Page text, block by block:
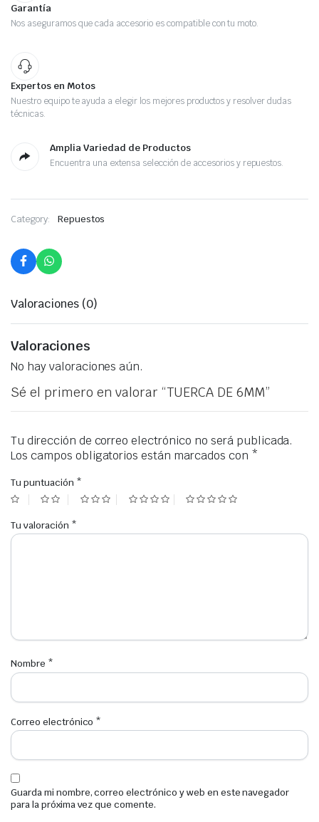
Garantía
Nos aseguramos que cada accesorio es compatible con tu moto.
Expertos en Motos
Nuestro equipo te ayuda a elegir los mejores productos y resolver dudas
técnicas.
Amplia Variedad de Productos
Encuentra una extensa selección de accesorios y repuestos.
Category: Repuestos
Valoraciones (0)
Valoraciones
No hay valoraciones aún.
Sé el primero en valorar “TUERCA DE 6MM”
Tu dirección de correo electrónico no será publicada.
Los campos obligatorios están marcados con *
Tu puntuación *
Tu valoración *
Nombre *
Correo electrónico *
Guarda mi nombre, correo electrónico y web en este navegador
para la próxima vez que comente.